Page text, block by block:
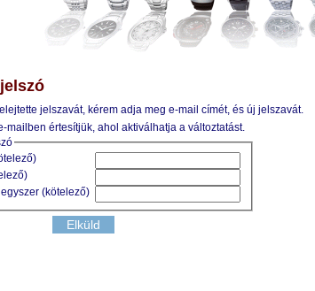
jelszavát, kérem adja meg e-mail címét, és új jelszavát.
mailben értesítjük, ahol aktiválhatja a változtatást.
(kötelező)